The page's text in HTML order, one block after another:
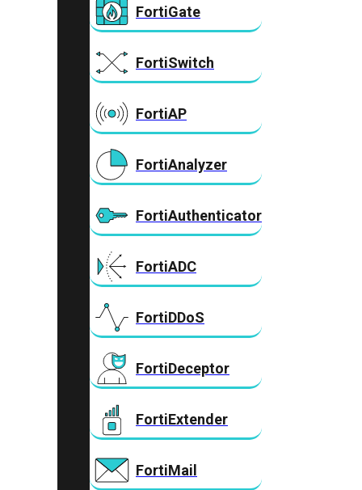
FortiGate
FortiSwitch
FortiAP
FortiAnalyzer
FortiAuthenticator
FortiADC
FortiDDoS
FortiDeceptor
FortiExtender
FortiMail